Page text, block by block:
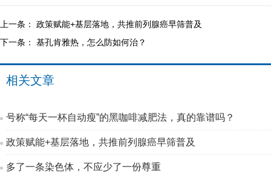
上一条： 政策赋能+基层落地，共推前列腺癌早筛普及
下一条： 基孔肯雅热，怎么防如何治？
相关文章
号称“每天一杯自动瘦”的黑咖啡减肥法，真的靠谱吗？
政策赋能+基层落地，共推前列腺癌早筛普及
多了一条染色体，不应少了一份尊重